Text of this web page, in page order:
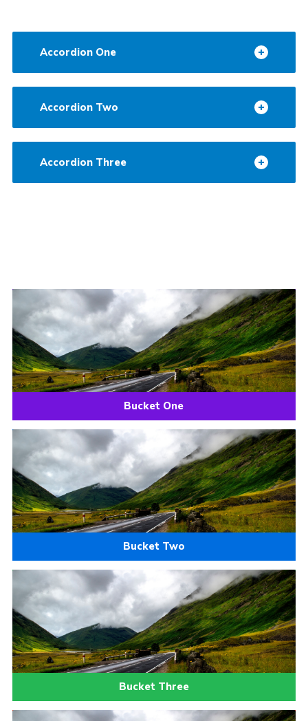
Accordion One
Accordion Two
Accordion Three
Bucket One
Bucket Two
Bucket Three